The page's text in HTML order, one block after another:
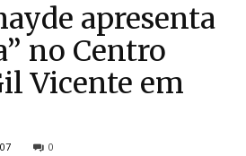
apresenta
no Centro
Vicente em
0